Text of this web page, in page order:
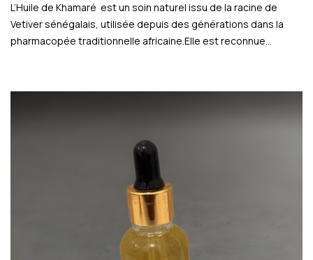
L’Huile de Khamaré est un soin naturel issu de la racine de
Vetiver sénégalais, utilisée depuis des générations dans la
pharmacopée traditionnelle africaine.Elle est reconnue…